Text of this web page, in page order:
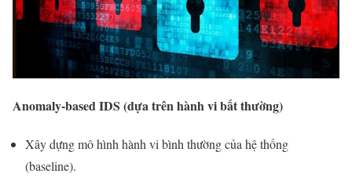
Anomaly-based IDS (dựa trên hành vi bất thường)
Xây dựng mô hình hành vi bình thường của hệ thống
(baseline).